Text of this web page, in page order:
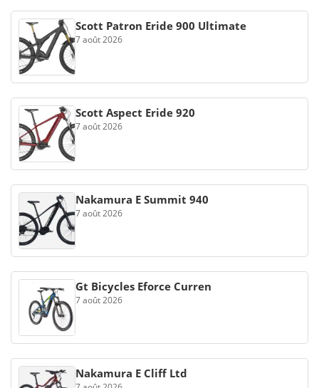
Scott Patron Eride 900 Ultimate
7 août 2026
Scott Aspect Eride 920
7 août 2026
Nakamura E Summit 940
7 août 2026
Gt Bicycles Eforce Curren
7 août 2026
Nakamura E Cliff Ltd